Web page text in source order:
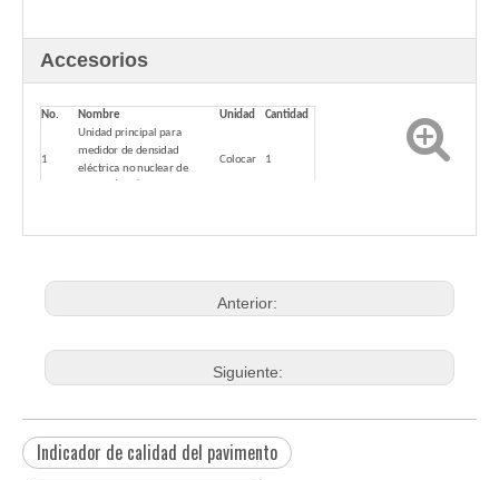
Accesorios
No. Nombre Unidad Cantidad
1
Unidad principal para
medidor de densidad
eléctrica no nuclear de
Colocar 1
Anterior:
Siguiente:
Indicador de calidad del pavimento